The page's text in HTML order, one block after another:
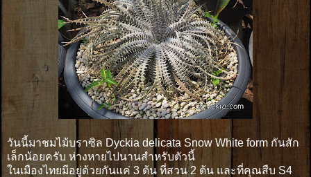
วันนี้มาชมไม้บราซิล Dyckia delicata Snow White form กันสัก
เล็กน้อยครับ ห่างหายไปนานสำหรับตัวนี้
ในเมืองไทยมีอยู่ด้วยกันแค่ 3 ต้น ที่สวน 2 ต้น และที่คุณสืบ S4